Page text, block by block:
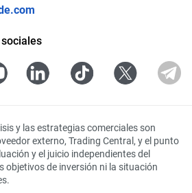
y las estrategias comerciales son
externo, Trading Central, y el punto
y el juicio independientes del
objetivos de inversión ni la situación